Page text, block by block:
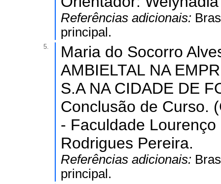
Referências adicionais:
principal.
5.
Maria do Socorro
AMBIELTAL NA
S.A NA CIDADE DE
Conclusão de Curso.
- Faculdade
Rodrigues Pereira.
Referências adicionais:
principal.